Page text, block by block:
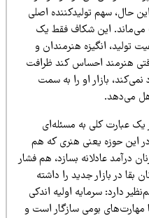
سهم تولیدکننده اصلی
این شکاف فقط یک
انگیزه هنرمندان و
احساس کند ظرافت
بازار او را به سمت
کلی به مسئله‌ای
حوزه یعنی هنری که هم
عادلانه بسازد، هم فشار
بازار جدید را داشته
سرمایه اولیه اندکی
بومی سازگار است و